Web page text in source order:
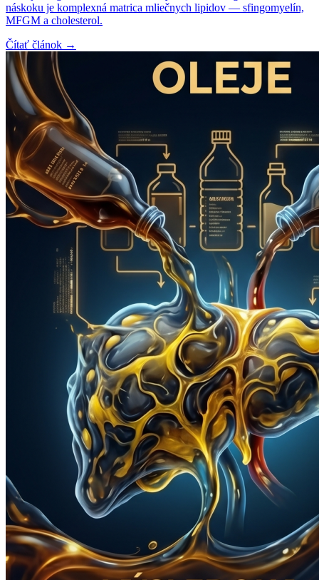
náskoku je komplexná matrica mliečnych lipidov — sfingomyelín,
MFGM a cholesterol.
Čítať článok →